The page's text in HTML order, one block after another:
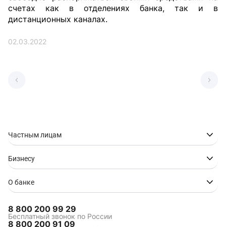
счетах как в отделениях банка, так и в
дистанционных каналах.
02.03.2022
Частным лицам
Бизнесу
О банке
8 800 200 99 29
Бесплатный звонок по России
8 800 200 91 09